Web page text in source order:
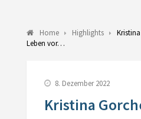
Home Highlights
Leben vor…
8. Dezember 2022
Kristina